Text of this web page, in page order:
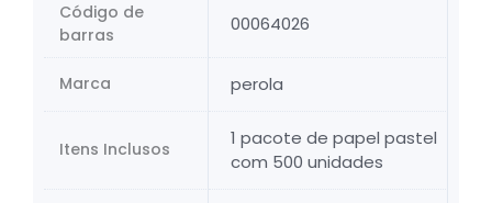
Código de
barras
00064026
Marca perola
Itens Inclusos
1 pacote de papel pastel
com 500 unidades